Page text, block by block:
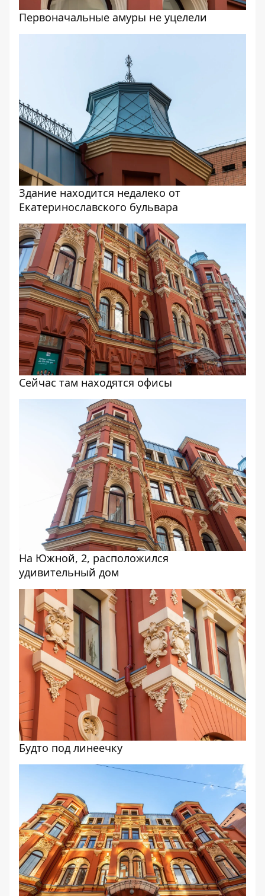
Первоначальные амуры не уцелели
Здание находится недалеко от
Екатеринославского бульвара
Сейчас там находятся офисы
На Южной, 2, расположился
удивительный дом
Будто под линеечку